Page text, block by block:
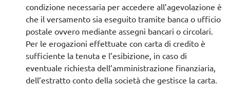
condizione necessaria per accedere all’agevolazione è
che il versamento sia eseguito tramite banca o ufficio
postale ovvero mediante assegni bancari o circolari.
Per le erogazioni effettuate con carta di credito è
sufficiente la tenuta e l’esibizione, in caso di
eventuale richiesta dell’amministrazione finanziaria,
dell’estratto conto della società che gestisce la carta.